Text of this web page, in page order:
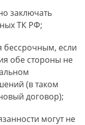
заключать
ТК РФ;
бессрочным, если
обе стороны не
(в таком
договор);
могут не